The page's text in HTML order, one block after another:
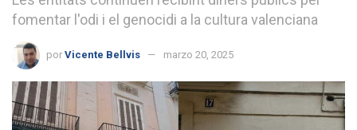
fomentar l'odi i el genocidi a la cultura valenciana
por Vicente Bellvis marzo 20, 2025